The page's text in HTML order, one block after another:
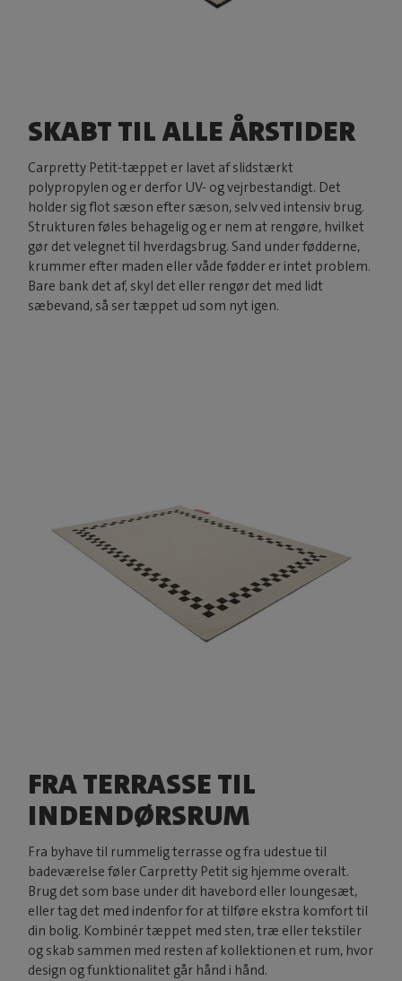
SKABT TIL ALLE ÅRSTIDER
Carpretty Petit-tæppet er lavet af slidstærkt
polypropylen og er derfor UV- og vejrbestandigt. Det
holder sig flot sæson efter sæson, selv ved intensiv brug.
Strukturen føles behagelig og er nem at rengøre, hvilket
gør det velegnet til hverdagsbrug. Sand under fødderne,
krummer efter maden eller våde fødder er intet problem.
Bare bank det af, skyl det eller rengør det med lidt
sæbevand, så ser tæppet ud som nyt igen.
FRA TERRASSE TIL
INDENDØRSRUM
Fra byhave til rummelig terrasse og fra udestue til
badeværelse føler Carpretty Petit sig hjemme overalt.
Brug det som base under dit havebord eller loungesæt,
eller tag det med indenfor for at tilføre ekstra komfort til
din bolig. Kombinér tæppet med sten, træ eller tekstiler
og skab sammen med resten af kollektionen et rum, hvor
design og funktionalitet går hånd i hånd.